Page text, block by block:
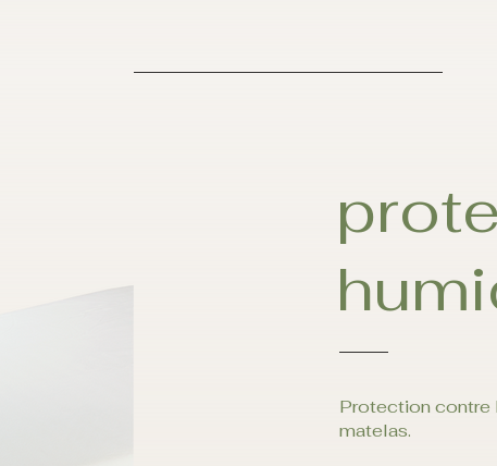
Protection contre
matelas.